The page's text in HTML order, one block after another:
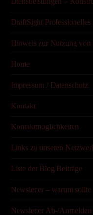
DraftSight
Hinweis zur Nutzung von
Home
Impressum / Datenschutz
Kontakt
Kontaktmöglichkeiten
Links zu unseren
Liste der Blog Beiträge
Newsletter – warum
Newsletter Ab-/Anmelden